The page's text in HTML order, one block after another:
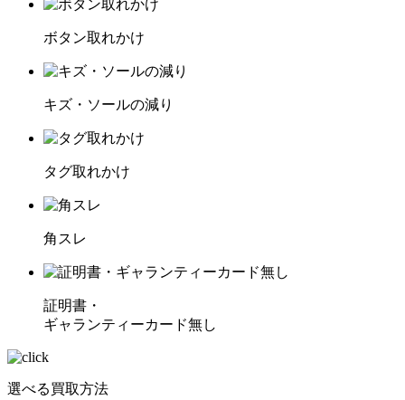
ボタン取れかけ
キズ・ソールの減り
タグ取れかけ
角スレ
証明書・
ギャランティーカード無し
選べる買取方法